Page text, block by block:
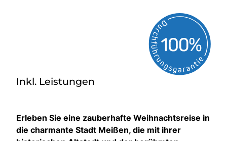
Inkl. Leistungen
Erleben Sie eine zauberhafte Weihnachtsreise in
die charmante Stadt Meißen, die mit ihrer